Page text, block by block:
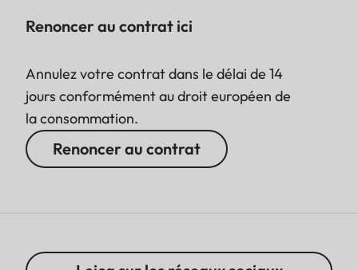
Renoncer au contrat ici
Annulez votre contrat dans le délai de 14
jours conformément au droit européen de
la consommation.
Renoncer au contrat